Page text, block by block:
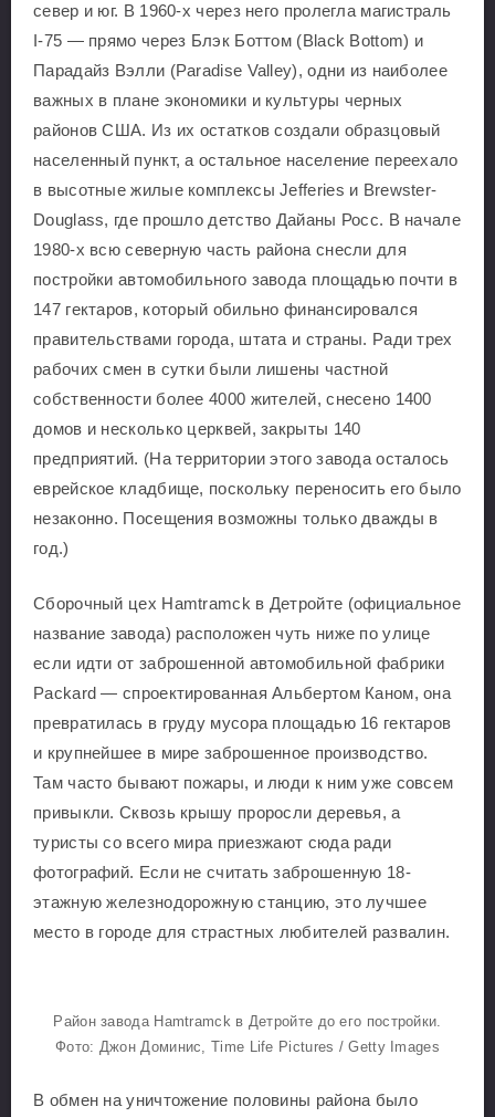
север и юг. В 1960-х через него пролегла магистраль
I-75 — прямо через Блэк Боттом (Black Bottom) и
Парадайз Вэлли (Paradise Valley), одни из наиболее
важных в плане экономики и культуры черных
районов США. Из их остатков создали образцовый
населенный пункт, а остальное население переехало
в высотные жилые комплексы Jefferies и Brewster-
Douglass, где прошло детство Дайаны Росс. В начале
1980-х всю северную часть района снесли для
постройки автомобильного завода площадью почти в
147 гектаров, который обильно финансировался
правительствами города, штата и страны. Ради трех
рабочих смен в сутки были лишены частной
собственности более 4000 жителей, снесено 1400
домов и несколько церквей, закрыты 140
предприятий. (На территории этого завода осталось
еврейское кладбище, поскольку переносить его было
незаконно. Посещения возможны только дважды в
год.)
Сборочный цех Hamtramck в Детройте (официальное
название завода) расположен чуть ниже по улице
если идти от заброшенной автомобильной фабрики
Packard — спроектированная Альбертом Каном, она
превратилась в груду мусора площадью 16 гектаров
и крупнейшее в мире заброшенное производство.
Там часто бывают пожары, и люди к ним уже совсем
привыкли. Сквозь крышу проросли деревья, а
туристы со всего мира приезжают сюда ради
фотографий. Если не считать заброшенную 18-
этажную железнодорожную станцию, это лучшее
место в городе для страстных любителей развалин.
Район завода Hamtramck в Детройте до его постройки.
Фото: Джон Доминис, Time Life Pictures / Getty Images
В обмен на уничтожение половины района было